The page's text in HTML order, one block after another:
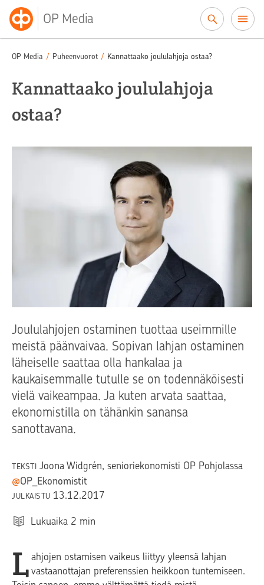
OP Media
OP Media / Puheenvuorot / Kannattaako joululahjoja ostaa?
Kannattaako joululahjoja
ostaa?
Joululahjojen ostaminen tuottaa useimmille
meistä päänvaivaa. Sopivan lahjan ostaminen
läheiselle saattaa olla hankalaa ja
kaukaisemmalle tutulle se on todennäköisesti
vielä vaikeampaa. Ja kuten arvata saattaa,
ekonomistilla on tähänkin sanansa
sanottavana.
TEKSTI Joona Widgrén, senioriekonomisti OP Pohjolassa
@OP_Ekonomistit
JULKAISTU 13.12.2017
Lukuaika 2 min
L ahjojen ostamisen vaikeus liittyy yleensä lahjan
vastaanottajan preferenssien heikkoon tuntemiseen.